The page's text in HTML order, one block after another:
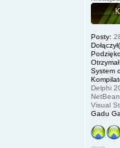
Posty:
System
Delphi
Visual
Gadu